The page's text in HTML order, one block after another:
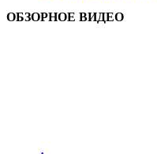
ОБЗОРНОЕ ВИДЕО